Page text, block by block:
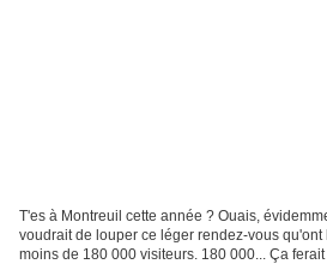
T'es à Montreuil cette année ? Ouais,
voudrait de louper ce léger rendez-vous
moins de 180 000 visiteurs. 180 000... Ça